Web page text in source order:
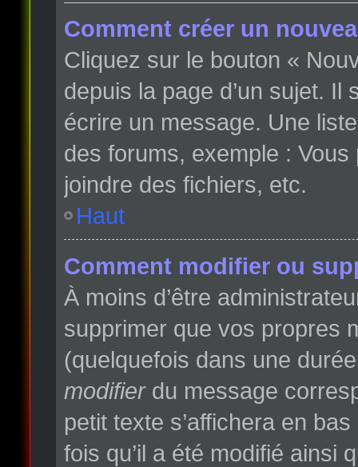
Comment créer un
Cliquez sur le bouton «
depuis la page d’un sujet.
écrire un message. Une
des forums, exemple : Vous
joindre des fichiers, etc.
Haut
Comment modifier ou
À moins d’être
supprimer que vos propres
(quelquefois dans une
modifierdu message
petit texte s’affichera en
fois qu’il a été modifié ainsi